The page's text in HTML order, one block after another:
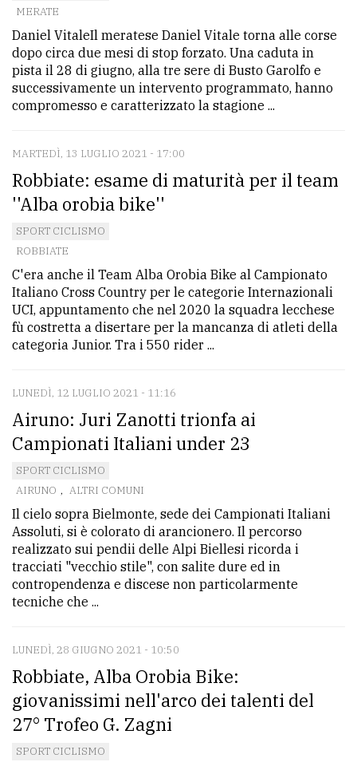
Ricerca
avanzata
LE
ALTRE
TESTATE
PRIVACY
Privacy
policy
Cookie
policy
MERATE
Daniel VitaleIl meratese Daniel Vitale torna alle corse
dopo circa due mesi di stop forzato. Una caduta in
pista il 28 di giugno, alla tre sere di Busto Garolfo e
successivamente un intervento programmato, hanno
compromesso e caratterizzato la stagione ...
MARTEDÌ, 13 LUGLIO 2021 - 17:00
Robbiate: esame di maturità per il team
''Alba orobia bike''
SPORT CICLISMO
ROBBIATE
C'era anche il Team Alba Orobia Bike al Campionato
Italiano Cross Country per le categorie Internazionali
UCI, appuntamento che nel 2020 la squadra lecchese
fù costretta a disertare per la mancanza di atleti della
categoria Junior. Tra i 550 rider ...
LUNEDÌ, 12 LUGLIO 2021 - 11:16
Airuno: Juri Zanotti trionfa ai
Campionati Italiani under 23
SPORT CICLISMO
AIRUNO , ALTRI COMUNI
Il cielo sopra Bielmonte, sede dei Campionati Italiani
Assoluti, si è colorato di arancionero. Il percorso
realizzato sui pendii delle Alpi Biellesi ricorda i
tracciati "vecchio stile", con salite dure ed in
contropendenza e discese non particolarmente
tecniche che ...
LUNEDÌ, 28 GIUGNO 2021 - 10:50
Robbiate, Alba Orobia Bike:
giovanissimi nell'arco dei talenti del
27° Trofeo G. Zagni
SPORT CICLISMO